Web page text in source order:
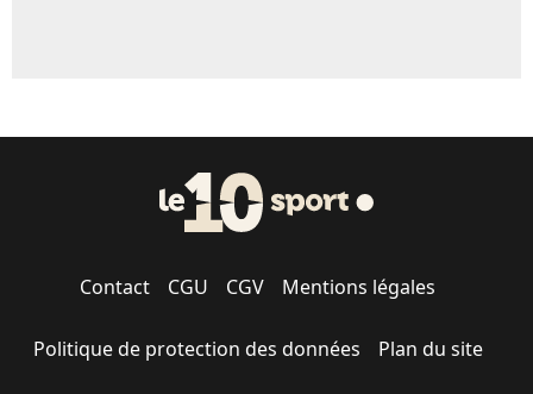
Contact CGU CGV Mentions légales
Politique de protection des données Plan du site